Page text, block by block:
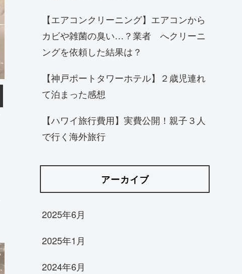
【エアコンクリーニング】エアコンから
カビや雑菌の臭い…？業者 へクリーニ
ングを依頼した結果は？
【神戸ポートタワーホテル】２歳児連れ
て泊まった感想
【ハワイ旅行費用】実費公開！親子３人
で行く海外旅行
アーカイブ
2025年6月
2025年1月
2024年6月